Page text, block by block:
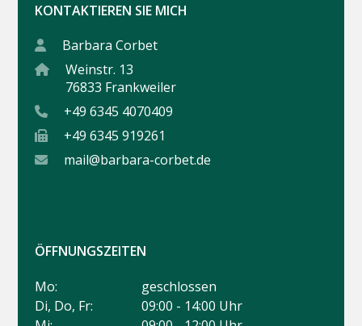
KONTAKTIEREN SIE MICH
Barbara Corbet
Weinstr. 13
76833 Frankweiler
+49 6345 4070409
+49 6345 919261
mail@barbara-corbet.de
ÖFFNUNGSZEITEN
Mo:
geschlossen
Di, Do, Fr:
09:00 - 14:00 Uhr